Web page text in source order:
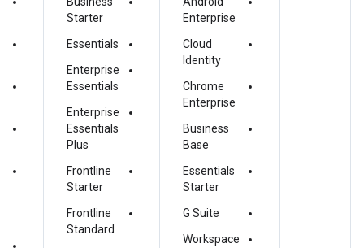
Enterprise
Cloud
Identity
Chrome
Enterprise
Business
Base
Essentials
Starter
G Suite
Workspace
Starter
Essentials
Enterprise
Essentials
Enterprise
Essentials
Plus
Frontline
Starter
Frontline
Standard